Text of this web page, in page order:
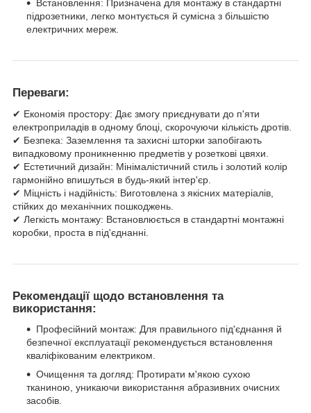
Встановлення: Призначена для монтажу в стандартні
підрозетники, легко монтується й сумісна з більшістю
електричних мереж.
Переваги:
✔ Економія простору: Дає змогу приєднувати до п'яти
електроприладів в одному блоці, скорочуючи кількість дротів.
✔ Безпека: Заземлення та захисні шторки запобігають
випадковому проникненню предметів у розеткові цвяхи.
✔ Естетичний дизайн: Мінімалістичний стиль і золотий колір
гармонійно впишуться в будь-який інтер'єр.
✔ Міцність і надійність: Виготовлена з якісних матеріалів,
стійких до механічних пошкоджень.
✔ Легкість монтажу: Встановлюється в стандартні монтажні
коробки, проста в під'єднанні.
Рекомендації щодо встановлення та
використання:
Професійний монтаж: Для правильного під'єднання й
безпечної експлуатації рекомендується встановлення
кваліфікованим електриком.
Очищення та догляд: Протирати м'якою сухою
тканиною, уникаючи використання абразивних очисних
засобів.